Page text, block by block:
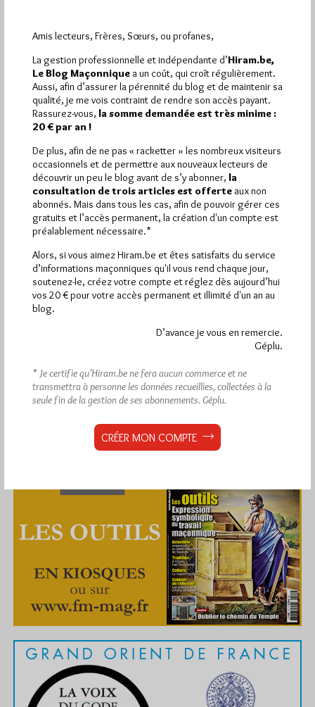
Hier mercredi 5 août 2026, Hiram.be a reçu 1 441
visiteset2 502 pages ont été lues (Source :
Pirsch.io)
Plus d’informations
Amis lecteurs, Frères, Sœurs, ou profanes,
La gestion professionnelle et indépendante d’Hiram.be,
Le Blog Maçonnique a un coût, qui croît régulièrement.
Aussi, afin d’assurer la pérennité du blog et de maintenir sa
qualité, je me vois contraint de rendre son accès payant.
Rassurez-vous, la somme demandée est très minime :
20 € par an !
De plus, afin de ne pas « racketter » les nombreux visiteurs
occasionnels et de permettre aux nouveaux lecteurs de
découvrir un peu le blog avant de s’y abonner, la
consultation de trois articles est offerte aux non
abonnés. Mais dans tous les cas, afin de pouvoir gérer ces
gratuits et l’accès permanent, la création d'un compte est
préalablement nécessaire.*
Alors, si vous aimez Hiram.be et êtes satisfaits du service
d’informations maçonniques qu'il vous rend chaque jour,
soutenez-le, créez votre compte et réglez dès aujourd’hui
vos 20 € pour votre accès permanent et illimité d'un an au
blog.
D’avance je vous en remercie.
Géplu.
* Je certifie qu’Hiram.be ne fera aucun commerce et ne
transmettra à personne les données recueillies, collectées à la
seule fin de la gestion de ses abonnements. Géplu.
CRÉER MON COMPTE